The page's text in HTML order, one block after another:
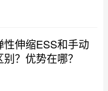
性伸缩ESS和手动
？优势在哪？